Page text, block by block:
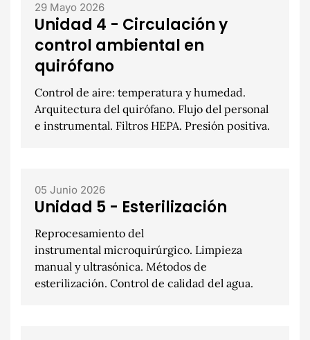
29 Mayo 2026
Unidad 4 - Circulación y
control ambiental en
quirófano
Control de aire: temperatura y humedad.
Arquitectura del quirófano. Flujo del personal
e instrumental. Filtros HEPA. Presión positiva.
05 Junio 2026
Unidad 5 - Esterilización
Reprocesamiento del
instrumental microquirúrgico. Limpieza
manual y ultrasónica. Métodos de
esterilización. Control de calidad del agua.